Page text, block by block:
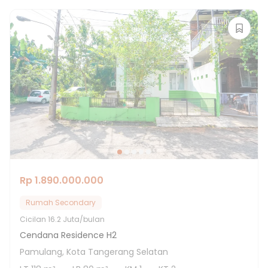
Rp 1.890.000.000
Rumah Secondary
Cicilan 16.2 Juta/bulan
Cendana Residence H2
Pamulang, Kota Tangerang Selatan